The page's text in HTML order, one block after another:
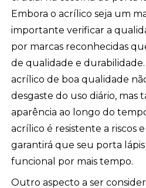
Embora o acrílico seja um
importante verificar a
por marcas reconhecidas
de qualidade e
acrílico de boa qualidade
desgaste do uso diário, mas
aparência ao longo do
acrílico é resistente a riscos e
garantirá que seu porta
funcional por mais tempo.
Outro aspecto a ser